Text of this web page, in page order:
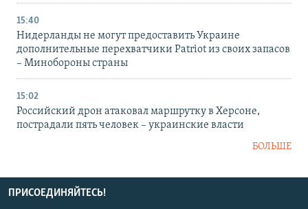
15:40
Нидерланды не могут предоставить Украине
дополнительные перехватчики Patriot из своих запасов
– Минобороны страны
15:02
Российский дрон атаковал маршрутку в Херсоне,
пострадали пять человек – украинские власти
БОЛЬШЕ
ПРИСОЕДИНЯЙТЕСЬ!